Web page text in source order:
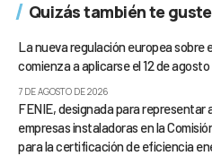
Quizás también te guste
La nueva regulación europea sobre
comienza a aplicarse el 12 de agosto
7 DE AGOSTO DE 2026
FENIE, designada para representar
empresas instaladoras en la
para la certificación de eficiencia